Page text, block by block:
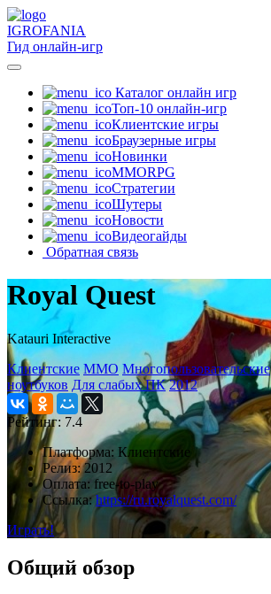
IGROFANIA
Гид онлайн-игр
Каталог онлайн игр
Топ-10 онлайн-игр
Клиентские игры
Браузерные игры
Новинки
MMORPG
Стратегии
Шутеры
Новости
Видеогайды
Обратная связь
Royal Quest
Katauri Interactive
Клиентские MMO Многопользовательские
ноутбуков Для слабых ПК 2012
Рейтинг: 7.4
Платформа: Клиентские
Релиз:2012
Оплата: free-to-play
Ссылка: https://ru.royalquest.com/
Играть!
Общий обзор